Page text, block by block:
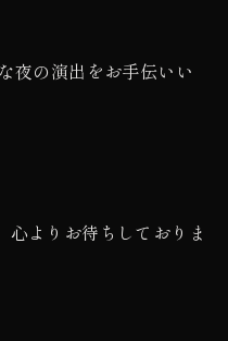
夜の演出をお手伝いい
よりお待ちしておりま